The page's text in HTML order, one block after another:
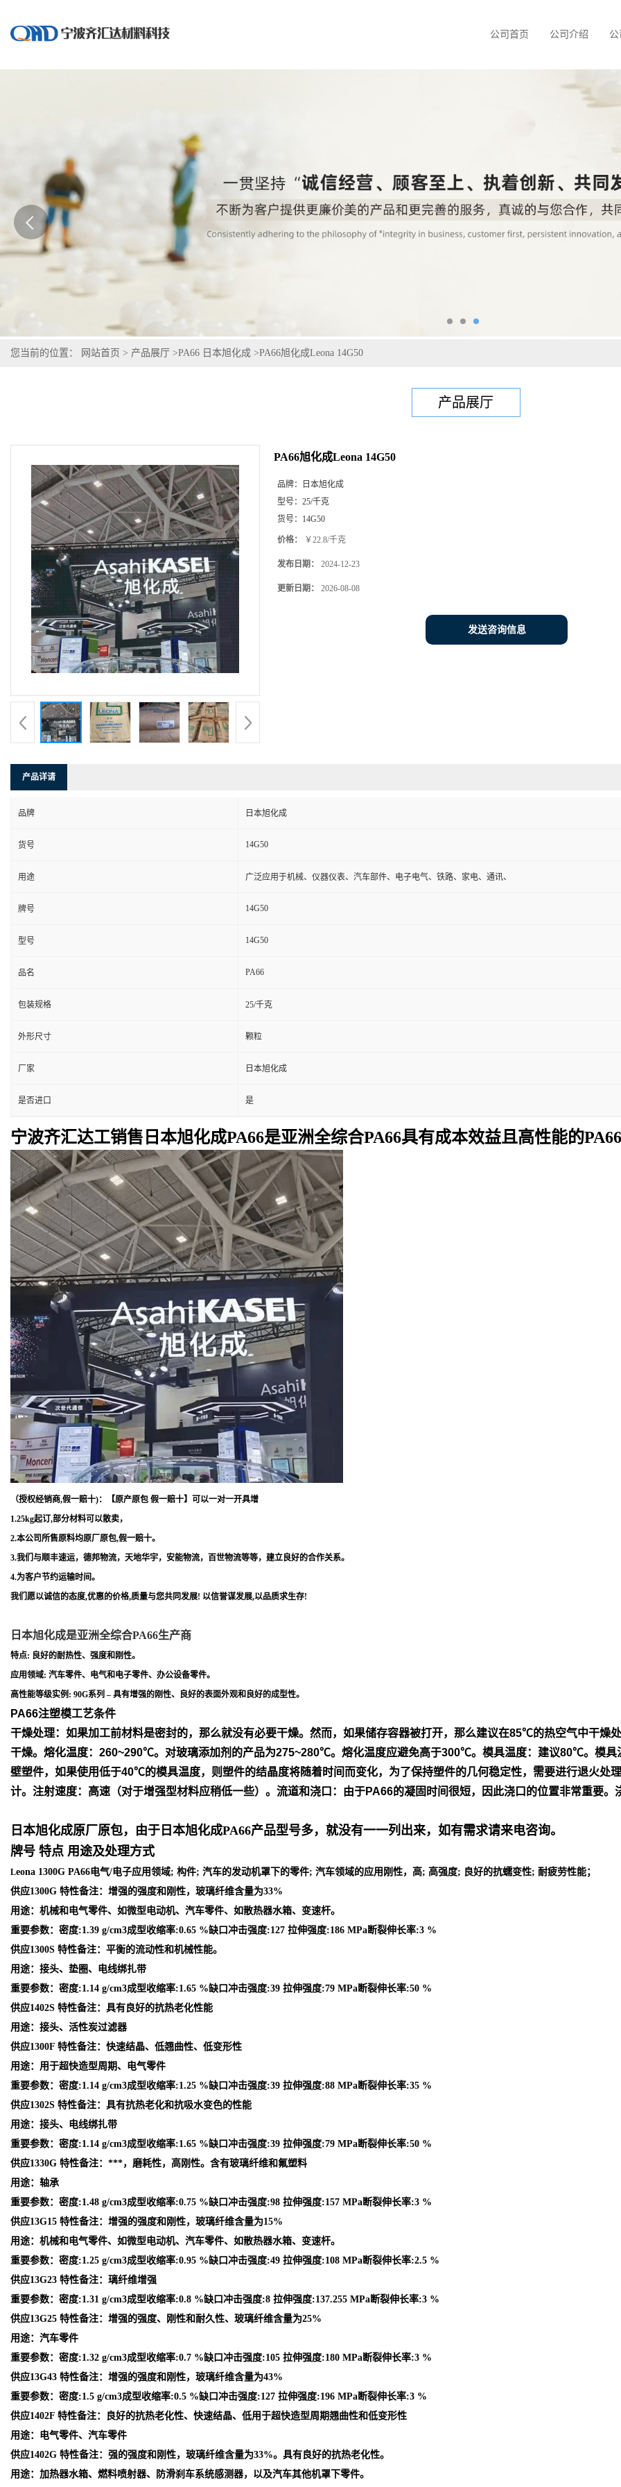
公司首页 公司介绍
您当前的位置： 网站首页 > 产品展厅 >PA66 日本旭化成 >PA66旭化成Leona 14G50
产品展厅
PA66旭化成Leona 14G50
品牌：
日本旭化成
型号： 25/千克
货号： 14G50
价格： ￥22.8/千克
发布日期： 2024-12-23
更新日期： 2026-08-08
发送咨询信息
产品详请
品牌 日本旭化成
货号 14G50
用途 广泛应用于机械、仪器仪表、汽车部件、电子电气、铁路、家电、通讯、
牌号 14G50
型号 14G50
品名 PA66
包装规格 25/千克
外形尺寸 颗粒
厂家 日本旭化成
是否进口 是
宁波齐汇达工销售日本旭化成PA66是亚洲全综合PA66具有成本效益且高性能的
（授权经销商,假一赔十)：【原产原包 假一赔十】可以一对一开具增
1.25kg起订,部分材料可以散卖，
2.本公司所售原料均原厂原包,假一赔十。
3.我们与顺丰速运，德邦物流，天地华宇，安能物流，百世物流等等，建立良好的合作关系。
4.为客户节约运输时间。
我们愿以诚信的态度,优惠的价格,质量与您共同发展! 以信誉谋发展,以品质求生存!
日本旭化成是亚洲全综合PA66生产商
特点: 良好的耐热性、强度和刚性。
应用领域: 汽车零件、电气和电子零件、办公设备零件。
高性能等级实例: 90G系列 – 具有增强的刚性、良好的表面外观和良好的成型性。
PA66注塑模工艺条件
干燥处理：如果加工前材料是密封的，那么就没有必要干燥。然而，如果储存容器被打开，那么建议在85℃的热空气中干燥处
干燥。 熔化温度：260~290℃。对玻璃添加剂的产品为275~280℃。熔化温度应避免高于300℃。模具温度：建议80℃。模具
壁塑件，如果使用低于40℃的模具温度，则塑件的结晶度将随着时间而变化，为了保持塑件的几何稳定性，需要进行退火处
计。 注射速度：高速（对于增强型材料应稍低一些）。流道和浇口：由于PA66的凝固时间很短，因此浇口的位置非常重要。
日本旭化成原厂原包，由于日本旭化成PA66产品型号多，就没有一一列出来，如有需求请来电咨询。
牌号 特点 用途及处理方式
Leona 1300G PA66电气/电子应用领域; 构件; 汽车的发动机罩下的零件; 汽车领域的应用刚性，高; 高强度; 良好的抗蠕变性; 耐疲劳性能；
供应1300G 特性备注：增强的强度和刚性，玻璃纤维含量为33%
用途：机械和电气零件、如微型电动机、汽车零件、如散热器水箱、变速杆。
重要参数：密度:1.39 g/cm3成型收缩率:0.65 %缺口冲击强度:127 拉伸强度:186 MPa断裂伸长率:3 %
供应1300S 特性备注：平衡的流动性和机械性能。
用途：接头、垫圈、电线绑扎带
重要参数：密度:1.14 g/cm3成型收缩率:1.65 %缺口冲击强度:39 拉伸强度:79 MPa断裂伸长率:50 %
供应1402S 特性备注：具有良好的抗热老化性能
用途：接头、活性炭过滤器
供应1300F 特性备注：快速结晶、低翘曲性、低变形性
用途：用于超快造型周期、电气零件
重要参数：密度:1.14 g/cm3成型收缩率:1.25 %缺口冲击强度:39 拉伸强度:88 MPa断裂伸长率:35 %
供应1302S 特性备注：具有抗热老化和抗吸水变色的性能
用途：接头、电线绑扎带
重要参数：密度:1.14 g/cm3成型收缩率:1.65 %缺口冲击强度:39 拉伸强度:79 MPa断裂伸长率:50 %
供应1330G 特性备注：***，磨耗性，高刚性。含有玻璃纤维和氟塑料
用途：轴承
重要参数：密度:1.48 g/cm3成型收缩率:0.75 %缺口冲击强度:98 拉伸强度:157 MPa断裂伸长率:3 %
供应13G15 特性备注：增强的强度和刚性，玻璃纤维含量为15%
用途：机械和电气零件、如微型电动机、汽车零件、如散热器水箱、变速杆。
重要参数：密度:1.25 g/cm3成型收缩率:0.95 %缺口冲击强度:49 拉伸强度:108 MPa断裂伸长率:2.5 %
供应13G23 特性备注：璃纤维增强
重要参数：密度:1.31 g/cm3成型收缩率:0.8 %缺口冲击强度:8 拉伸强度:137.255 MPa断裂伸长率:3 %
供应13G25 特性备注：增强的强度、刚性和耐久性、玻璃纤维含量为25%
用途：汽车零件
重要参数：密度:1.32 g/cm3成型收缩率:0.7 %缺口冲击强度:105 拉伸强度:180 MPa断裂伸长率:3 %
供应13G43 特性备注：增强的强度和刚性，玻璃纤维含量为43%
重要参数：密度:1.5 g/cm3成型收缩率:0.5 %缺口冲击强度:127 拉伸强度:196 MPa断裂伸长率:3 %
供应1402F 特性备注：良好的抗热老化性、快速结晶、低用于超快造型周期翘曲性和低变形性
用途：电气零件、汽车零件
供应1402G 特性备注：强的强度和刚性，玻璃纤维含量为33%。具有良好的抗热老化性。
用途：加热器水箱、燃料喷射器、防滑刹车系统感测器，以及汽车其他机罩下零件。